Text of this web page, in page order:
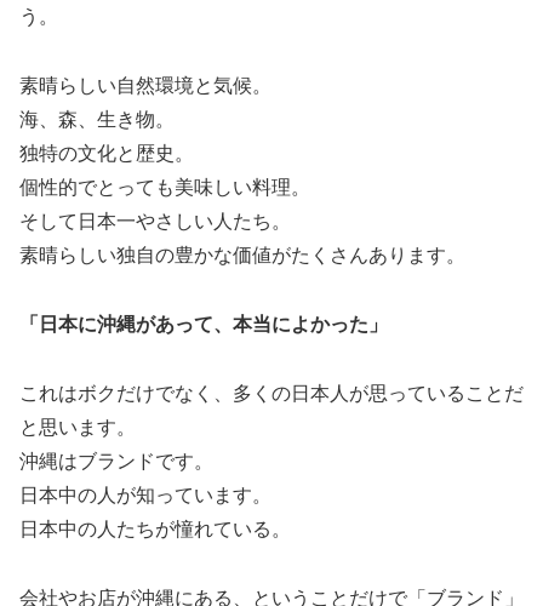
う。
素晴らしい自然環境と気候。
海、森、生き物。
独特の文化と歴史。
個性的でとっても美味しい料理。
そして日本一やさしい人たち。
素晴らしい独自の豊かな価値がたくさんあります。
「日本に沖縄があって、本当によかった」
これはボクだけでなく、多くの日本人が思っていることだ
と思います。
沖縄はブランドです。
日本中の人が知っています。
日本中の人たちが憧れている。
会社やお店が沖縄にある、ということだけで「ブランド」